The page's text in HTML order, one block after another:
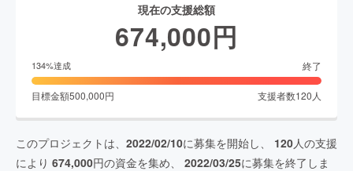
現在の支援総額
674,000円
134%達成 終了
目標金額500,000円 支援者数120 人
このプロジェクトは、 2022/02/10に募集を開始し、 120人の支援
により 674,000円の資金を集め、 2022/03/25に募集を終了しま